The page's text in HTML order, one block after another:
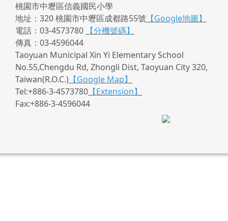
桃園市中壢區信義國民小學
地址：320 桃園市中壢區成都路55號 【Google地圖】
電話：03-4573780
【分機號碼】
傳真：03-4596044
Taoyuan Municipal Xin Yi Elementary School
No.55,Chengdu Rd, Zhongli Dist, Taoyuan City 320,
Taiwan(R.O.C.) 【Google Map】
Tel:+886-3-4573780 【Extension】
Fax:+886-3-4596044